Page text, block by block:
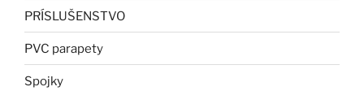
PRÍSLUŠENSTVO
PVC parapety
Spojky